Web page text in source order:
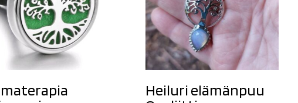
Heiluri elämänpuu